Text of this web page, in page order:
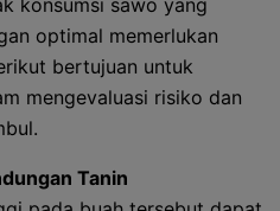
konsumsi sawo yang
optimal memerlukan
bertujuan untuk
mengevaluasi risiko dan
Tanin